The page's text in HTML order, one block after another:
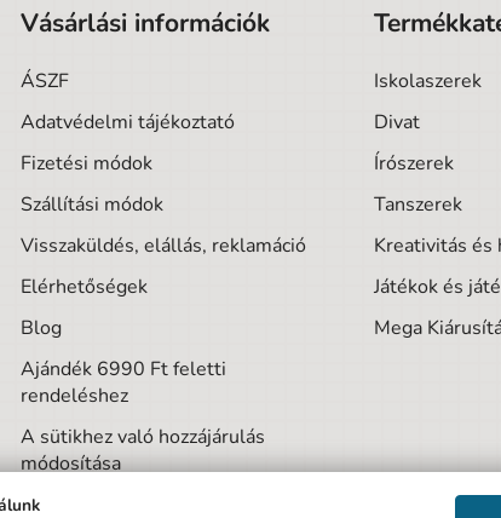
Vásárlási információk
ÁSZF
Adatvédelmi tájékoztató
Fizetési módok
Szállítási módok
Visszaküldés, elállás, reklamáció
Elérhetőségek
Blog
Ajándék 6990 Ft feletti
rendeléshez
A sütikhez való hozzájárulás
módosítása
Iskolaszerek
Divat
Írószerek
Tanszerek
Kreativitás és
Játékok és
Mega